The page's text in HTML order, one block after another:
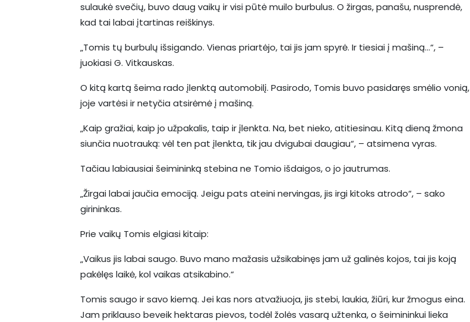
sulaukė svečių, buvo daug vaikų ir visi pūtė muilo burbulus. O žirgas, panašu, nusprendė,
kad tai labai įtartinas reiškinys.
„Tomis tų burbulų išsigando. Vienas priartėjo, tai jis jam spyrė. Ir tiesiai į mašiną…“, –
juokiasi G. Vitkauskas.
O kitą kartą šeima rado įlenktą automobilį. Pasirodo, Tomis buvo pasidaręs smėlio vonią,
joje vartėsi ir netyčia atsirėmė į mašiną.
„Kaip gražiai, kaip jo užpakalis, taip ir įlenkta. Na, bet nieko, atitiesinau. Kitą dieną žmona
siunčia nuotrauką: vėl ten pat įlenkta, tik jau dvigubai daugiau“, – atsimena vyras.
Tačiau labiausiai šeimininką stebina ne Tomio išdaigos, o jo jautrumas.
„Žirgai labai jaučia emociją. Jeigu pats ateini nervingas, jis irgi kitoks atrodo“, – sako
girininkas.
Prie vaikų Tomis elgiasi kitaip:
„Vaikus jis labai saugo. Buvo mano mažasis užsikabinęs jam už galinės kojos, tai jis koją
pakėlęs laikė, kol vaikas atsikabino.“
Tomis saugo ir savo kiemą. Jei kas nors atvažiuoja, jis stebi, laukia, žiūri, kur žmogus eina.
Jam priklauso beveik hektaras pievos, todėl žolės vasarą užtenka, o šeimininkui lieka